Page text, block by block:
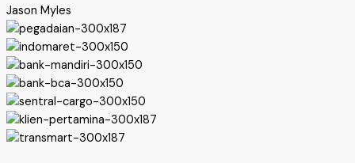
Jason Myles